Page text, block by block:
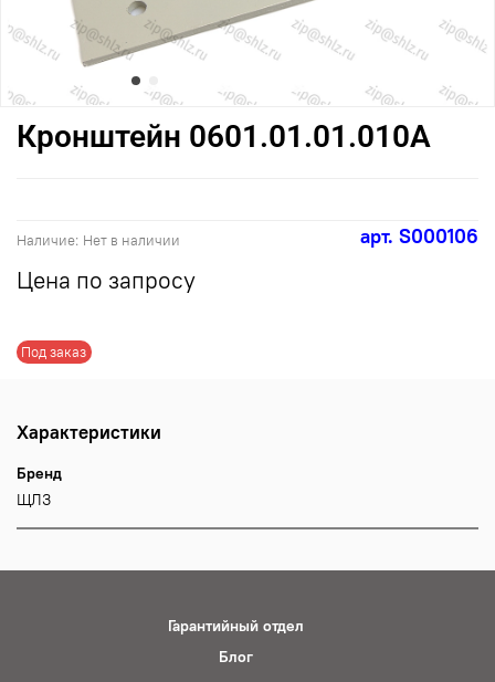
арт. S000106
Наличие: Нет в наличии
Под заказ
Кронштейн 0601.01.01.010А
Цена по запросу
Характеристики
Бренд
ЩЛЗ
Гарантийный отдел
Блог